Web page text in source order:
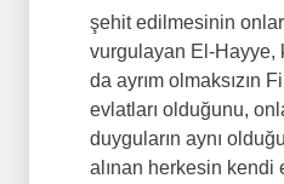
şehit edilmesinin
vurgulayan El-Hayye,
da ayrım olmaksızın
evlatları olduğunu,
duyguların aynı
alınan herkesin kendi